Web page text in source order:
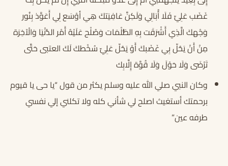
غَضَب عَلِيّ فَلَا أُبَالِي وَلَكِنَّ عَافِيَتكَ هِي أوْسَع لِي أَعَوَّذ بِنُور
وَجْهكَ الَّذِي أَشْرَقَت بِهِ الظُّلْمَات وَصُلْح عَلَيْهُ أَمْر الدُّنْيَا وَالْآخِرَة
مِنْ أَنْ يَحُلّ بِي غَضَبكَ أَوْ يَحُلّ عَلِيّ سُخْطكَ لَكَ العتبى حَتَّى
تَرْضَى وَلَا حَوْلَ وَلَا قُوَّة إِلَّابِك
وكان النبي صلي الله عليه وسلم يكثر من قول “يا حى يا قيوم
برحمتك أستغيث اصلح لي شأني كله ولا تكلني إلي نفسي
طرفه عين”